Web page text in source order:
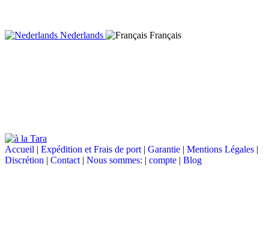
Nederlands Français
Accueil | Expédition et Frais de port | Garantie | Mentions Légales |
Discrétion | Contact | Nous sommes: | compte | Blog